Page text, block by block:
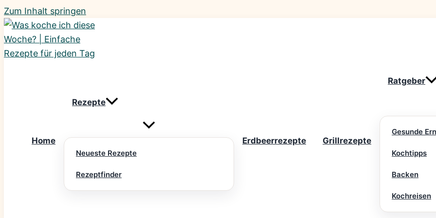
Zum Inhalt springen
Home
Rezepte
Neueste Rezepte
Rezeptfinder
Erdbeerrezepte Grillrezepte
Ratgeber
Gesunde
Kochtipps
Backen
Kochreisen